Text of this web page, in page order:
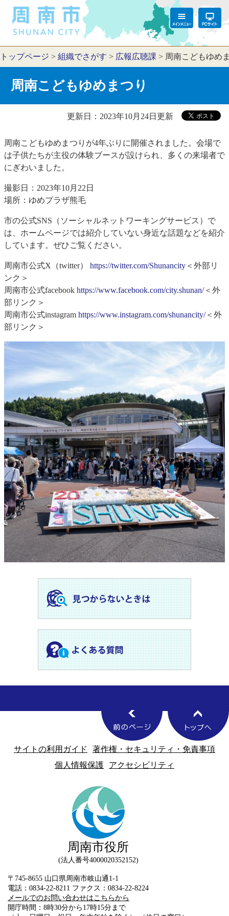
トップページ > 組織でさがす > 広報広聴課 > 周南こどもゆめ
周南こどもゆめまつり
更新日：2023年10月24日更新
周南こどもゆめまつりが4年ぶりに開催されました。会場で
は子供たちが主役の体験ブースが設けられ、多くの来場者で
にぎわいました。
撮影日：2023年10月22日
場所：ゆめプラザ熊毛
市の公式SNS（ソーシャルネットワーキングサービス）で
は、ホームページでは紹介していない身近な話題などを紹介
しています。ぜひご覧ください。
周南市公式X（twitter） https://twitter.com/Shunancity ＜外部リ
ンク＞
周南市公式facebook https://www.facebook.com/city.shunan/＜外
部リンク＞
周南市公式instagram https://www.instagram.com/shunancity/＜外
部リンク＞
サイトの利用ガイド
著作権・セキュリティ・免責事項
個人情報保護
アクセシビリティ
周南市役所
法人番号4000020352152
〒745-8655 山口県周南市岐山通1-1
電話：0834-22-8211 ファクス：0834-22-8224
メールでのお問い合わせはこちらから
開庁時間：8時30分から17時15分まで